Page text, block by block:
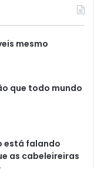
mesmo
que todo mundo
está falando
as cabeleireiras